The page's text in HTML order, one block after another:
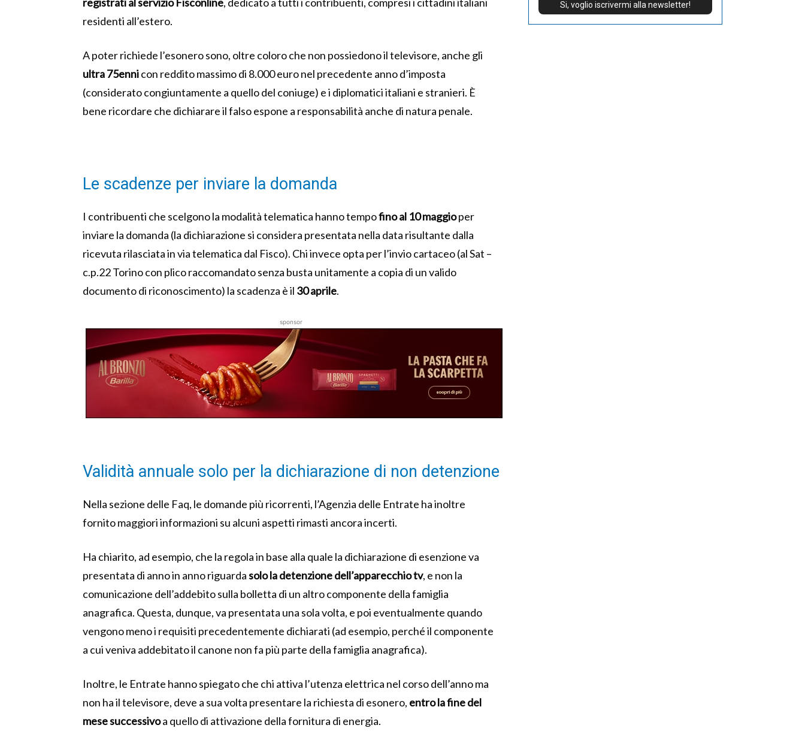
residenti all’estero.
A poter richiede l’esonero sono, oltre coloro che non possiedono il televisore, anche gli
ultra 75ennicon reddito massimo di 8.000 euro nel precedente anno d’imposta
(considerato congiuntamente a quello del coniuge) e i diplomatici italiani e stranieri. È
bene ricordare che dichiarare il falso espone a responsabilità anche di natura penale.
Le scadenze per inviare la domanda
I contribuenti che scelgono la modalità telematica hanno tempofino al 10 maggioper
inviare la domanda (la dichiarazione si considera presentata nella data risultante dalla
ricevuta rilasciata in via telematica dal Fisco). Chi invece opta per l’invio cartaceo (al Sat –
c.p.22 Torino con plico raccomandato senza busta unitamente a copia di un valido
documento di riconoscimento) la scadenza è il 30 aprile.
sponsor
Validità annuale solo per la dichiarazione di non detenzione
Nella sezione delle Faq, le domande più ricorrenti, l’Agenzia delle Entrate ha inoltre
fornito maggiori informazioni su alcuni aspetti rimasti ancora incerti.
Ha chiarito, ad esempio, che la regola in base alla quale la dichiarazione di esenzione va
presentata di anno in anno riguardasolo la detenzione dell’apparecchio tv, e non la
comunicazione dell’addebito sulla bolletta di un altro componente della famiglia
anagrafica. Questa, dunque, va presentata una sola volta, e poi eventualmente quando
vengono meno i requisiti precedentemente dichiarati (ad esempio, perché il componente
a cui veniva addebitato il canone non fa più parte della famiglia anagrafica).
Inoltre, le Entrate hanno spiegato che chi attiva l’utenza elettrica nel corso dell’anno ma
non ha il televisore, deve a sua volta presentare la richiesta di esonero, entro la fine del
mese successivoa quello di attivazione della fornitura di energia.